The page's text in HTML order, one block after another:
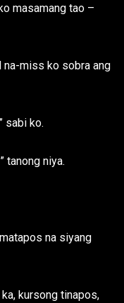
masamang tao –
na-miss ko sobra ang
sabi ko.
tanong niya.
na siyang
kursong tinapos,